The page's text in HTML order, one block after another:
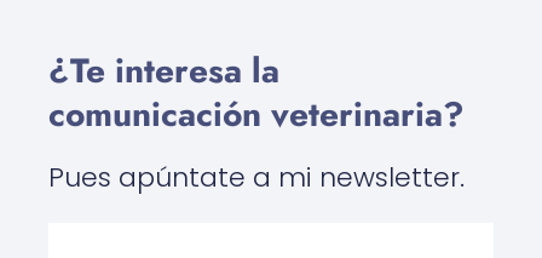
¿Te interesa la
comunicación veterinaria?
Pues apúntate a mi newsletter.